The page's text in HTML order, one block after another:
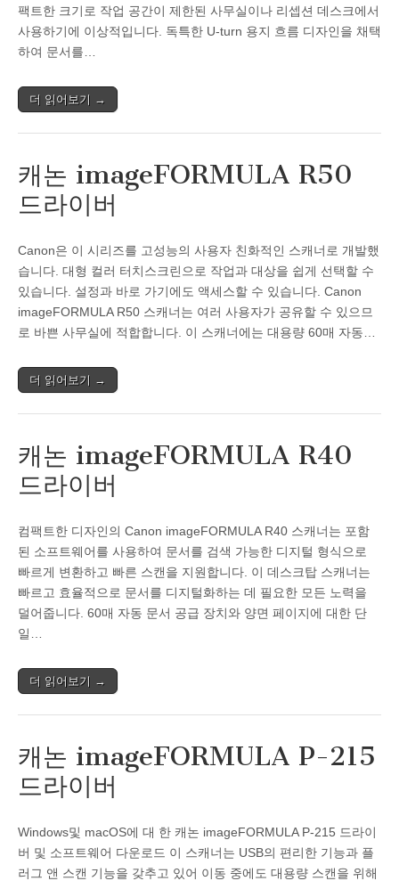
팩트한 크기로 작업 공간이 제한된 사무실이나 리셉션 데스크에서
사용하기에 이상적입니다. 독특한 U-turn 용지 흐름 디자인을 채택
하여 문서를…
더 읽어보기 →
캐논 imageFORMULA R50
드라이버
Canon은 이 시리즈를 고성능의 사용자 친화적인 스캐너로 개발했
습니다. 대형 컬러 터치스크린으로 작업과 대상을 쉽게 선택할 수
있습니다. 설정과 바로 가기에도 액세스할 수 있습니다. Canon
imageFORMULA R50 스캐너는 여러 사용자가 공유할 수 있으므
로 바쁜 사무실에 적합합니다. 이 스캐너에는 대용량 60매 자동…
더 읽어보기 →
캐논 imageFORMULA R40
드라이버
컴팩트한 디자인의 Canon imageFORMULA R40 스캐너는 포함
된 소프트웨어를 사용하여 문서를 검색 가능한 디지털 형식으로
빠르게 변환하고 빠른 스캔을 지원합니다. 이 데스크탑 스캐너는
빠르고 효율적으로 문서를 디지털화하는 데 필요한 모든 노력을
덜어줍니다. 60매 자동 문서 공급 장치와 양면 페이지에 대한 단
일…
더 읽어보기 →
캐논 imageFORMULA P-215
드라이버
Windows및 macOS에 대 한 캐논 imageFORMULA P-215 드라이
버 및 소프트웨어 다운로드 이 스캐너는 USB의 편리한 기능과 플
러그 앤 스캔 기능을 갖추고 있어 이동 중에도 대용량 스캔을 위해